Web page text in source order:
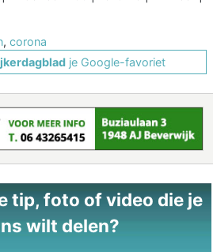
, corona
je Google-favoriet
tip, foto of video die je
wilt delen?